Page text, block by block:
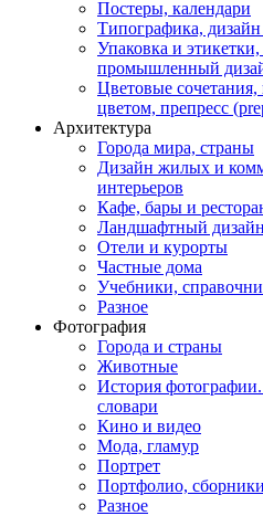
Постеры, календари
Типографика,
Упаковка и
промышленный
Цветовые сочетания,
цветом, препресс
Архитектура
Города мира, страны
Дизайн жилых и
интерьеров
Кафе, бары и
Ландшафтный
Отели и курорты
Частные дома
Учебники,
Разное
Фотография
Города и страны
Животные
История
словари
Кино и видео
Мода, гламур
Портрет
Портфолио,
Разное